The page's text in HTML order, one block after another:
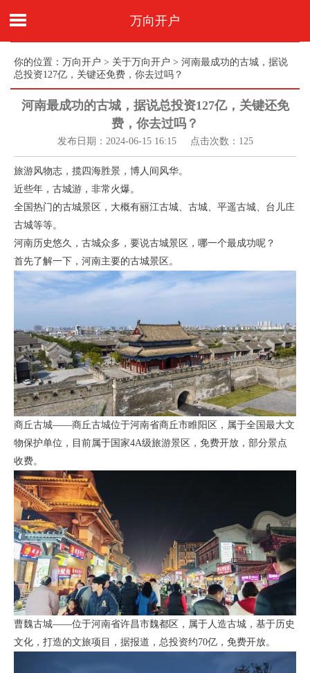
万向开户
你的位置： 万向开户 > 关于万向开户 > 河南最成功的古城，据说
总投资127亿，关键还免费，你去过吗？
河南最成功的古城，据说总投资127亿，关键还免
费，你去过吗？
发布日期：2024-06-15 16:15 点击次数：125
旅游风物志，揽四海胜景，博人间风华。
近些年，古城游，非常火爆。
全国热门的古城景区，大概有丽江古城、古城、平遥古城、台儿庄
古城等等。
河南历史悠久，古城众多，要说古城景区，哪一个最成功呢？
首先了解一下，河南主要的古城景区。
商丘古城——商丘古城位于河南省商丘市睢阳区，属于全国最大文
物保护单位，目前属于国家4A级旅游景区，免费开放，部分景点
收费。
曹魏古城——位于河南省许昌市魏都区，属于人造古城，基于历史
文化，打造的文旅项目，据报道，总投资约70亿，免费开放。